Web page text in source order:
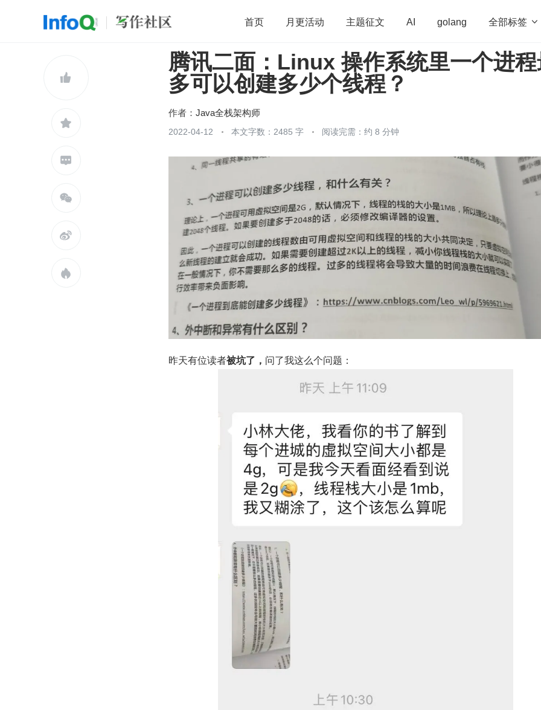
首页 月更活动 主题征文 AI golang 全部标签 
开源 OpenHarmony 算法 学习方法 Web3.0 高
前端 团队管理 程序员 运维 深度思考






腾讯二面：Linux 操作系统里一个进
多可以创建多少个线程？
作者： Java全栈架构师
2022-04-12 本文字数：2485 字 阅读完需：约 8 分钟
昨天有位读者被坑了， 问了我这么个问题：